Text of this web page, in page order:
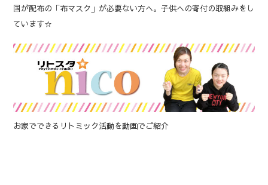
国が配布の「布マスク」が必要ない方へ。子供への寄付の取組みをし
ています☆
お家でできるリトミック活動を動画でご紹介